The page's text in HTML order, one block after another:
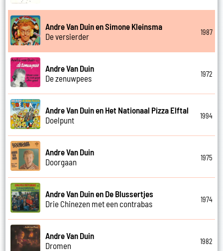
Andre Van Duin en Simone Kleinsma
De versierder
1987
Andre Van Duin
De zenuwpees
1972
Andre Van Duin en Het Nationaal Pizza Elftal
Doelpunt
1994
Andre Van Duin
Doorgaan
1975
Andre Van Duin en De Blussertjes
Drie Chinezen met een contrabas
1974
Andre Van Duin
Dromen
1982